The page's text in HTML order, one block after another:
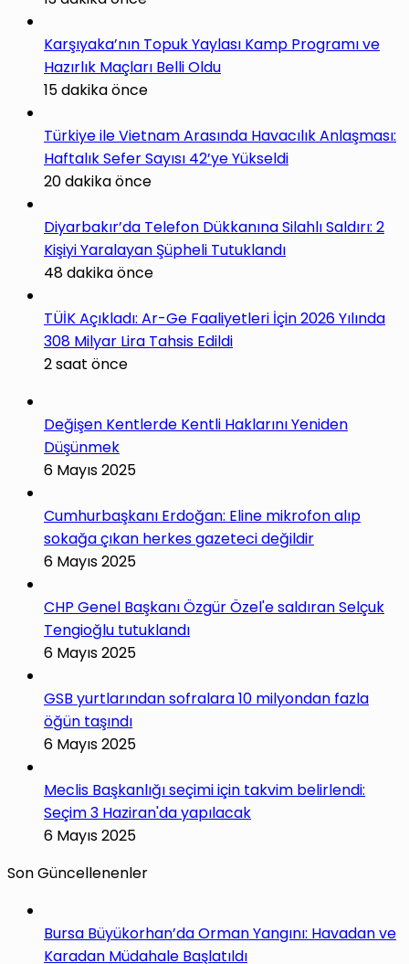
Karşıyaka’nın Topuk Yaylası Kamp Programı ve
Hazırlık Maçları Belli Oldu
15 dakika önce
Türkiye ile Vietnam Arasında Havacılık Anlaşması:
Haftalık Sefer Sayısı 42’ye Yükseldi
20 dakika önce
Diyarbakır’da Telefon Dükkanına Silahlı Saldırı: 2
Kişiyi Yaralayan Şüpheli Tutuklandı
48 dakika önce
TÜİK Açıkladı: Ar-Ge Faaliyetleri İçin 2026 Yılında
308 Milyar Lira Tahsis Edildi
2 saat önce
Değişen Kentlerde Kentli Haklarını Yeniden
Düşünmek
6 Mayıs 2025
Cumhurbaşkanı Erdoğan: Eline mikrofon alıp
sokağa çıkan herkes gazeteci değildir
6 Mayıs 2025
CHP Genel Başkanı Özgür Özel'e saldıran Selçuk
Tengioğlu tutuklandı
6 Mayıs 2025
GSB yurtlarından sofralara 10 milyondan fazla
öğün taşındı
6 Mayıs 2025
Meclis Başkanlığı seçimi için takvim belirlendi:
Seçim 3 Haziran'da yapılacak
6 Mayıs 2025
Son Güncellenenler
Bursa Büyükorhan’da Orman Yangını: Havadan ve
Karadan Müdahale Başlatıldı